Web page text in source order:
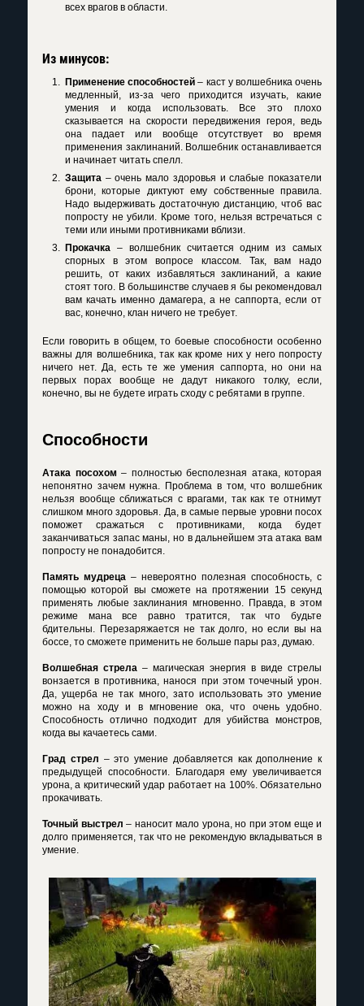
всех врагов в области.
Из минусов:
Применение способностей – каст у волшебника очень
медленный, из-за чего приходится изучать, какие
умения и когда использовать. Все это плохо
сказывается на скорости передвижения героя, ведь
она падает или вообще отсутствует во время
применения заклинаний. Волшебник останавливается
и начинает читать спелл.
Защита – очень мало здоровья и слабые показатели
брони, которые диктуют ему собственные правила.
Надо выдерживать достаточную дистанцию, чтоб вас
попросту не убили. Кроме того, нельзя встречаться с
теми или иными противниками вблизи.
Прокачка – волшебник считается одним из самых
спорных в этом вопросе классом. Так, вам надо
решить, от каких избавляться заклинаний, а какие
стоят того. В большинстве случаев я бы рекомендовал
вам качать именно дамагера, а не саппорта, если от
вас, конечно, клан ничего не требует.
Если говорить в общем, то боевые способности особенно
важны для волшебника, так как кроме них у него попросту
ничего нет. Да, есть те же умения саппорта, но они на
первых порах вообще не дадут никакого толку, если,
конечно, вы не будете играть сходу с ребятами в группе.
Способности
Атака посохом – полностью бесполезная атака, которая
непонятно зачем нужна. Проблема в том, что волшебник
нельзя вообще сближаться с врагами, так как те отнимут
слишком много здоровья. Да, в самые первые уровни посох
поможет сражаться с противниками, когда будет
заканчиваться запас маны, но в дальнейшем эта атака вам
попросту не понадобится.
Память мудреца – невероятно полезная способность, с
помощью которой вы сможете на протяжении 15 секунд
применять любые заклинания мгновенно. Правда, в этом
режиме мана все равно тратится, так что будьте
бдительны. Перезаряжается не так долго, но если вы на
боссе, то сможете применить не больше пары раз, думаю.
Волшебная стрела – магическая энергия в виде стрелы
вонзается в противника, нанося при этом точечный урон.
Да, ущерба не так много, зато использовать это умение
можно на ходу и в мгновение ока, что очень удобно.
Способность отлично подходит для убийства монстров,
когда вы качаетесь сами.
Град стрел – это умение добавляется как дополнение к
предыдущей способности. Благодаря ему увеличивается
урона, а критический удар работает на 100%. Обязательно
прокачивать.
Точный выстрел – наносит мало урона, но при этом еще и
долго применяется, так что не рекомендую вкладываться в
умение.